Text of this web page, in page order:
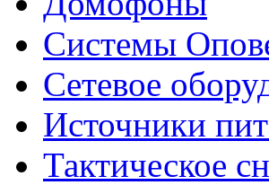
Системы
Сетевое
Источники
Тактическое